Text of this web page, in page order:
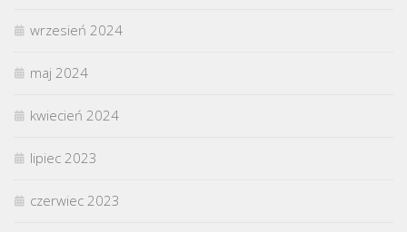
wrzesień 2024
maj 2024
kwiecień 2024
lipiec 2023
czerwiec 2023